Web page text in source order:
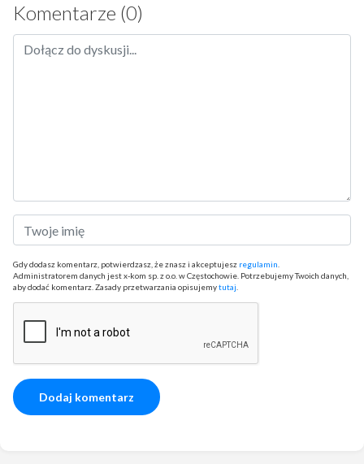
Komentarze (0)
Gdy dodasz komentarz, potwierdzasz, że znasz i akceptujesz regulamin
Administratorem danych jest x-kom sp. z o.o. w Częstochowie. Potrzebujemy Twoich danych,
aby dodać komentarz. Zasady przetwarzania opisujemytutaj